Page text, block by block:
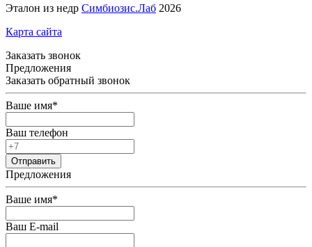
Эталон из недр Симбиозис.Лаб 2026
Карта сайта
Заказать звонок
Предложения
Заказать обратный звонок
Ваше имя*
Ваш телефон
Предложения
Ваше имя*
Ваш E-mail